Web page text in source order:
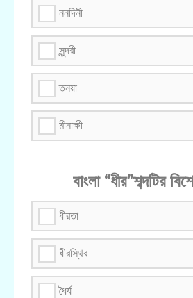
ননদিনী
সুন্দরী
তনয়া
মীনাক্ষী
বাংলা “ধীর”শব্দটির
ধীরতা
ধীরস্থির
ধৈর্য